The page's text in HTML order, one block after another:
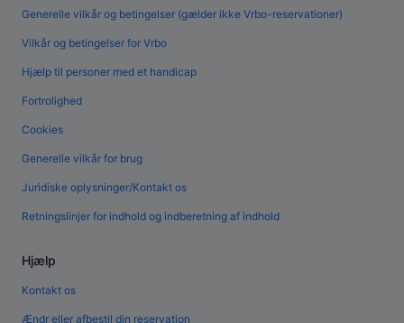
Generelle vilkår og betingelser (gælder ikke Vrbo-reservationer)
Vilkår og betingelser for Vrbo
Hjælp til personer med et handicap
Fortrolighed
Cookies
Generelle vilkår for brug
Juridiske oplysninger/Kontakt os
Retningslinjer for indhold og indberetning af indhold
Hjælp
Kontakt os
Ændr eller afbestil din reservation